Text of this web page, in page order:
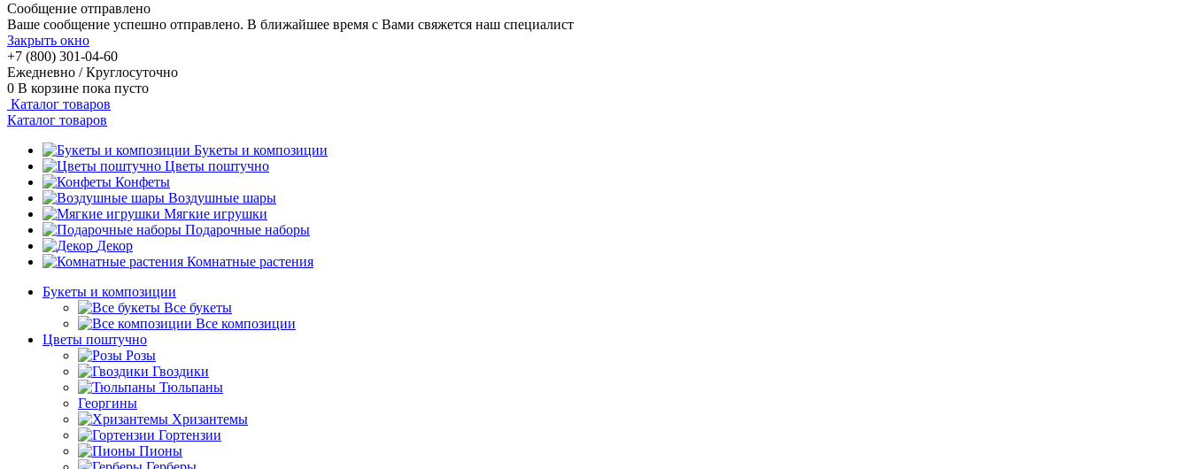
Сообщение отправлено
Ваше сообщение успешно отправлено. В ближайшее время с Вами свяжется наш специалист
Закрыть окно
+7 (800) 301-04-60
Ежедневно / Круглосуточно
0 В корзине пока пусто
Каталог товаров
Каталог товаров
Букеты и композиции
Цветы поштучно
Конфеты
Воздушные шары
Мягкие игрушки
Подарочные наборы
Декор
Комнатные растения
Букеты и композиции
Все букеты
Все композиции
Цветы поштучно
Розы
Гвоздики
Тюльпаны
Георгины
Хризантемы
Гортензии
Пионы